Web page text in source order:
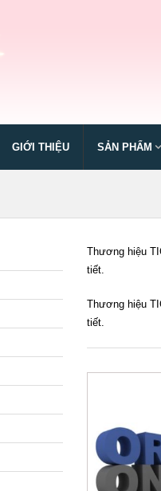
GIỚI THIỆU SẢN PHẨM
Thương hiệu
tiết.
Thương hiệu
tiết.